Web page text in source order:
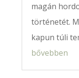
magán
történetét.
kapun túli
bővebben